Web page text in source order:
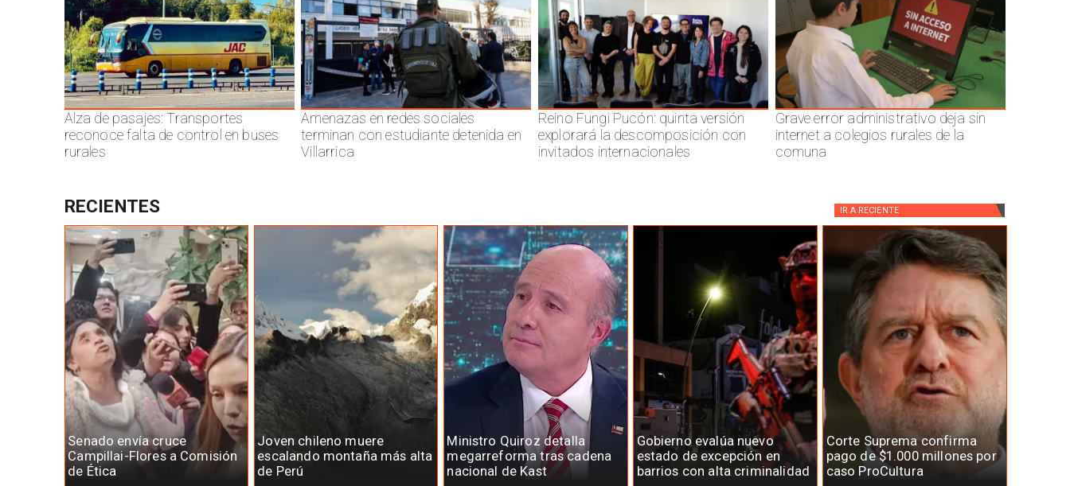
Alza de pasajes: Transportes
reconoce falta de control en buses
rurales
Amenazas en redes sociales
terminan con estudiante detenida en
Villarrica
Reino Fungi Pucón: quinta versión
explorará la descomposición con
invitados internacionales
Grave error administrativo deja sin
internet a colegios rurales de la
comuna
Senado envía cruce
Campillai-Flores a Comisión
de Ética
Joven chileno muere
escalando montaña más alta
de Perú
Ministro Quiroz detalla
megarreforma tras cadena
nacional de Kast
Gobierno evalúa nuevo
estado de excepción en
barrios con alta criminalidad
Corte Suprema confirma
pago de $1.000 millones por
caso ProCultura
RECIENTES IR A RECIENTE